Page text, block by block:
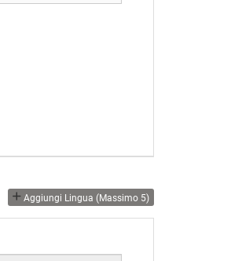
Aggiungi Lingua (massimo 5)